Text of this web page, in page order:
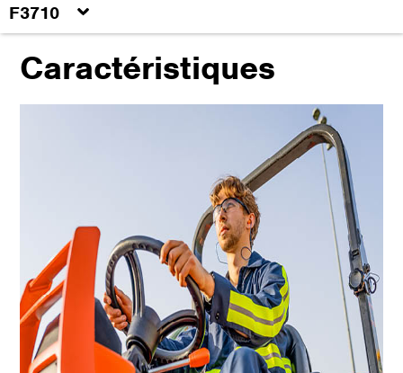
F3710
Caractéristiques